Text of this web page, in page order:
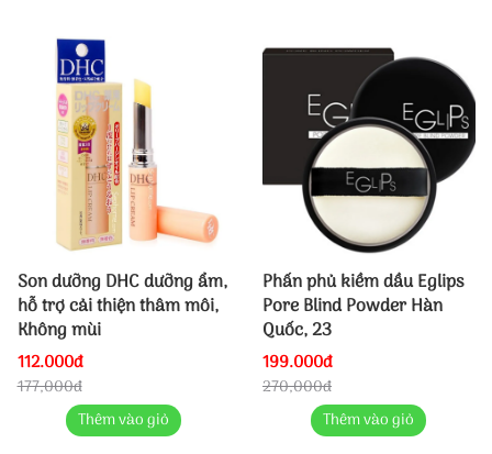
Son dưỡng DHC dưỡng ẩm,
hỗ trợ cải thiện thâm môi,
Không mùi
112.000đ
177,000đ
Thêm vào giỏ
Phấn phủ kiềm dầu Eglips
Pore Blind Powder Hàn
Quốc, 23
199.000đ
270,000đ
Thêm vào giỏ